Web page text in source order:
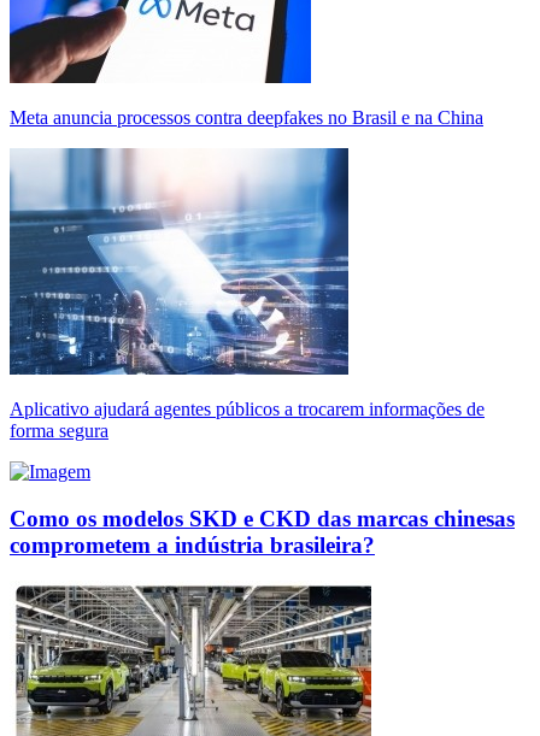
Meta anuncia processos contra deepfakes no Brasil e na China
Aplicativo ajudará agentes públicos a trocarem informações de
forma segura
Como os modelos SKD e CKD das marcas chinesas
comprometem a indústria brasileira?